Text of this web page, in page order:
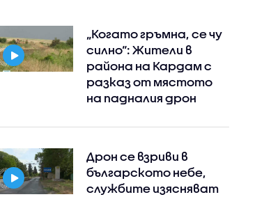
„Когато гръмна, се чу
силно“: Жители в
района на Кардам с
разказ от мястото
на падналия дрон
Дрон се взриви в
българското небе,
службите изясняват